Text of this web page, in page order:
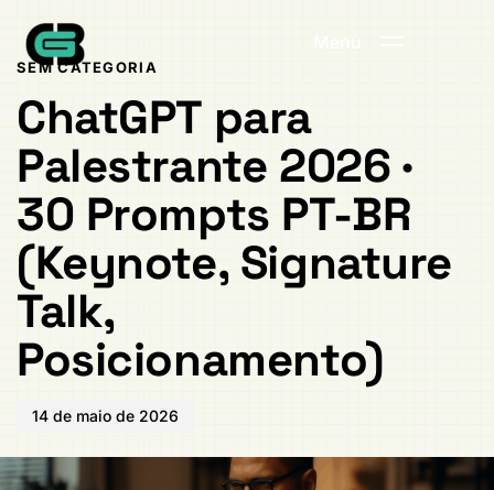
Menu
EM:
SEM CATEGORIA
ChatGPT para
Palestrante 2026 ·
30 Prompts PT-BR
(Keynote, Signature
Talk,
Posicionamento)
em:
14 de maio de 2026